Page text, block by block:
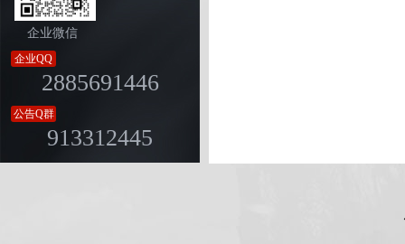
企业微信
企业QQ
2885691446
公告Q群
913312445